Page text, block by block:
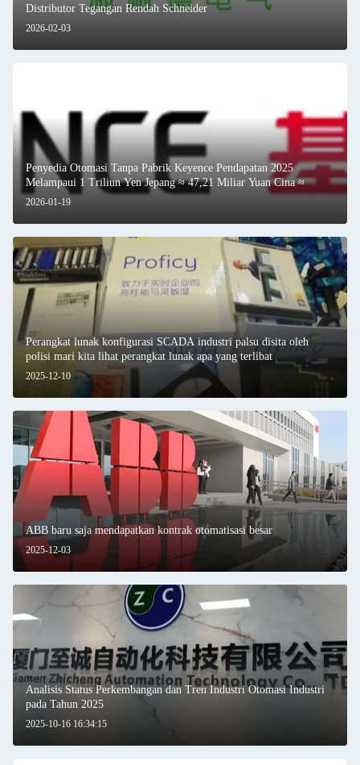
2026-02-03
Distributor Tegangan Rendah Schneider
2026-01-19
Penyedia Otomasi Tanpa Pabrik Keyence Pendapatan 2025
Melampaui 1 Triliun Yen Jepang ≈ 47,21 Miliar Yuan Cina ≈
2025-12-10
Perangkat lunak konfigurasi SCADA industri palsu disita oleh
polisi mari kita lihat perangkat lunak apa yang terlibat
2025-12-03
ABB baru saja mendapatkan kontrak otomatisasi besar
2025-10-16 16:34:15
Analisis Status Perkembangan dan Tren Industri Otomasi Industri
pada Tahun 2025